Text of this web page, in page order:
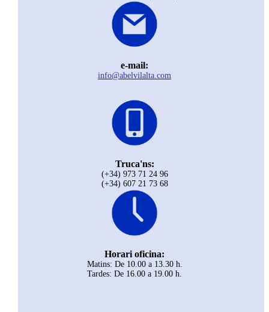
e-mail:
info@abelvilalta.com
Truca'ns:
(+34) 973 71 24 96
(+34) 607 21 73 68
Horari oficina:
Matins: De 10.00 a 13.30 h.
Tardes: De 16.00 a 19.00 h.